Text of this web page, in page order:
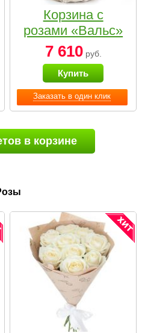
Заказать в один клик
Корзина с
розами «Вальс»
7 610руб.
Купить
в корзине